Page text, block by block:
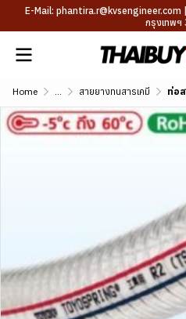
E-Mail:
กรุงเทพฯ
Home ... สายยางทนสารเคมี ท่อสาย